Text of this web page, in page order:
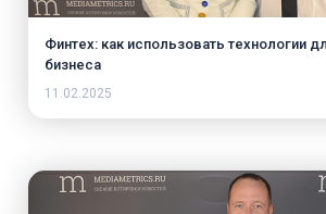
Финтех: как использовать технологии
бизнеса
11.02.2025